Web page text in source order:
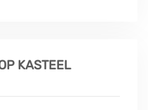
KASTEEL